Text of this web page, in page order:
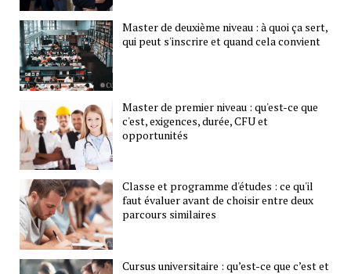
Master de deuxième niveau : à quoi ça sert,
qui peut s'inscrire et quand cela convient
Master de premier niveau : qu'est-ce que
c'est, exigences, durée, CFU et
opportunités
Classe et programme d'études : ce qu'il
faut évaluer avant de choisir entre deux
parcours similaires
Cursus universitaire : qu’est-ce que c’est et